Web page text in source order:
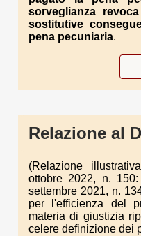
sorveglianza
sostitutive
pena pecuniaria.
Relazione al
(Relazione
ottobre 2022, n.
settembre 2021, n.
per l'efficienza del
materia di giustizia
celere definizione dei